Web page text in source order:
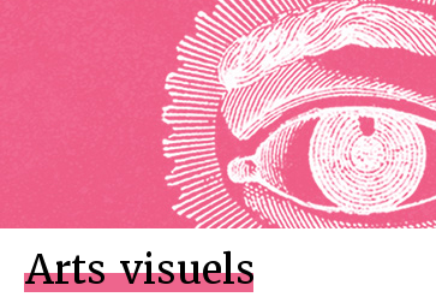
Arts visuels